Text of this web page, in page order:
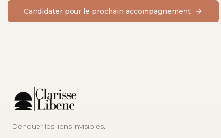
Candidater pour le prochain accompagnement
Dénouer les liens invisibles.